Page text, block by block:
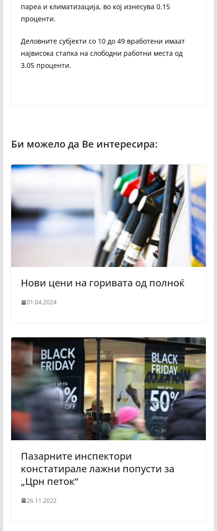
пареа и климатизација, во кој изнесува 0.15
проценти.
Деловните субјекти со 10 до 49 вработени имаат
највисока стапка на слободни работни места од
3.05 проценти.
Нови цени на горивата од полноќ
01.04.2024
Пазарните инспектори
констатирале лажни попусти за
„Црн петок“
26.11.2022